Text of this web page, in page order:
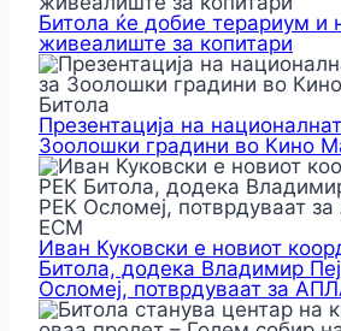
Битола ќе добие терариум и
живеалиште за копитари
Презентација на
Зоолошки градини во Кино
Иван Куковски е новиот
Битола, додека Владимир
Осломеј, потврдуваат за